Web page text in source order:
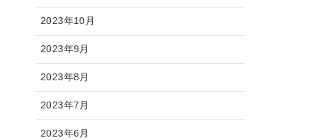
2023年10月
2023年9月
2023年8月
2023年7月
2023年6月